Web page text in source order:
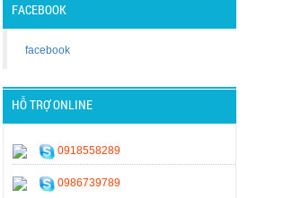
FACEBOOK
facebook
HỖ TRỢ ONLINE
0918558289
0986739789